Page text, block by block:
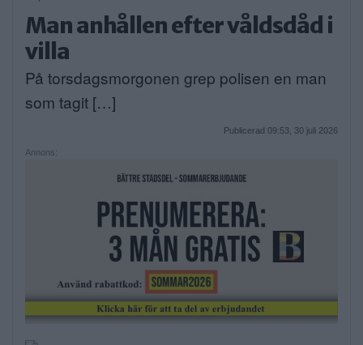
Man anhållen efter våldsdåd i
villa
På torsdagsmorgonen grep polisen en man
som tagit […]
Publicerad 09:53, 30 juli 2026
Annons: